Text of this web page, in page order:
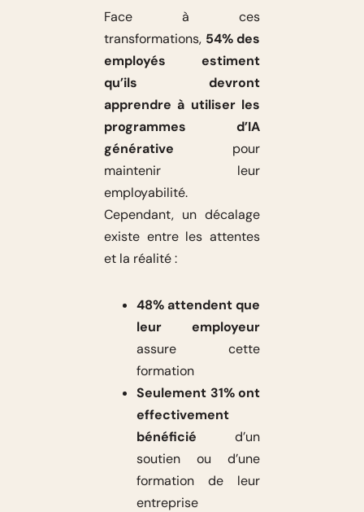
Face à ces
transformations, 54% des
employés estiment
qu’ils devront
apprendre à utiliser les
programmes d’IA
générative pour
maintenir leur
employabilité.
Cependant, un décalage
existe entre les attentes
et la réalité :
48% attendent que
leur employeur
assure cette
formation
Seulement 31% ont
effectivement
bénéficié d’un
soutien ou d’une
formation de leur
entreprise